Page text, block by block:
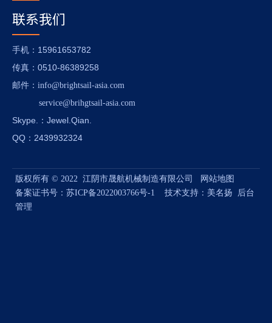
联系我们
手机 ：15961653782
传真 ：0510-86389258
邮件 ： info@brightsail-asia.com
service@brihgtsail-asia.com
Skype.
：Jewel.Qian.
QQ：2439932324
版权所有 © 2022 江阴市晟航机械制造有限公司
网站地图
备案证书号： 苏ICP备2022003766号-1 技术支持： 美名扬
后台
管理